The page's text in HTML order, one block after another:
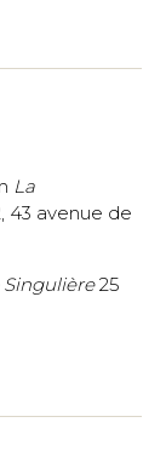
La
43 avenue de
25